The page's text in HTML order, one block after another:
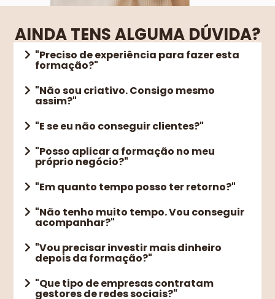
AINDA TENS ALGUMA DÚVIDA?
"Preciso de experiência para fazer esta
formação?"
"Não sou criativo. Consigo mesmo
assim?"
"E se eu não conseguir clientes?"
"Posso aplicar a formação no meu
próprio negócio?"
"Em quanto tempo posso ter retorno?"
"Não tenho muito tempo. Vou conseguir
acompanhar?"
"Vou precisar investir mais dinheiro
depois da formação?"
"Que tipo de empresas contratam
gestores de redes sociais?"